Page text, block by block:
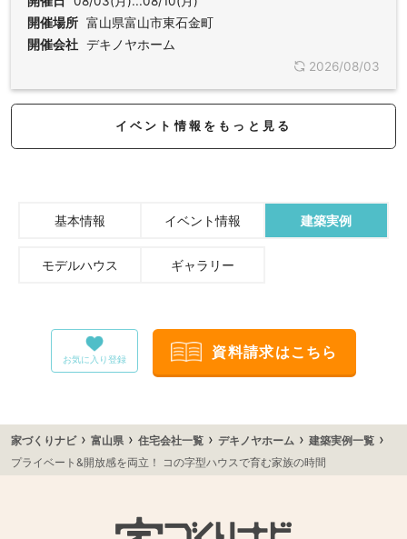
開催場所 富山県富山市東石金町
開催会社 デキノヤホーム
2026/08/03
イベント情報をもっと見る
基本情報 イベント情報 建築実例
モデルハウス ギャラリー
お気に入り登録 資料請求はこちら
家づくりナビ› 富山県 › 住宅会社一覧 › デキノヤホーム › 建築実例一覧 ›
プライベート&開放感を両立！ コの字型ハウスで育む家族の時間